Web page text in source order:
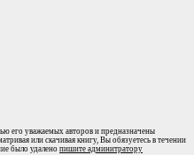
его уважаемых авторов и предназначены
или скачивая книгу, Вы обязуетесь в течении
было удалено пишите админитратору